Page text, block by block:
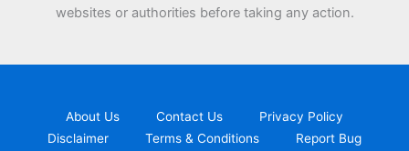
websites or authorities before taking any action.
About Us Contact Us
Privacy Policy
Disclaimer
Terms & Conditions Report Bug